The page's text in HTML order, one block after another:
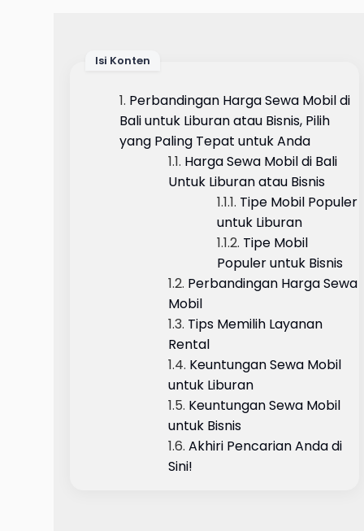
Isi Konten
Perbandingan Harga Sewa Mobil di
Bali untuk Liburan atau Bisnis, Pilih
yang Paling Tepat untuk Anda
Harga Sewa Mobil di Bali
Untuk Liburan atau Bisnis
Tipe Mobil Populer
untuk Liburan
Tipe Mobil
Populer untuk Bisnis
Perbandingan Harga Sewa
Mobil
Tips Memilih Layanan
Rental
Keuntungan Sewa Mobil
untuk Liburan
Keuntungan Sewa Mobil
untuk Bisnis
Akhiri Pencarian Anda di
Sini!